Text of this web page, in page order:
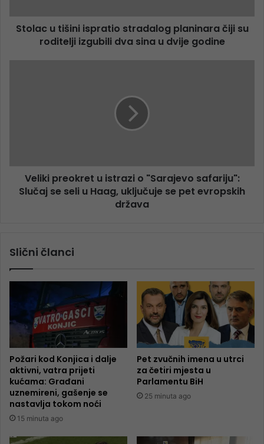
Stolac u tišini ispratio stradalog planinara čiji su
roditelji izgubili dva sina u dvije godine
Veliki preokret u istrazi o "Sarajevo safariju":
Slučaj se seli u Haag, uključuje se pet evropskih
država
Slični članci
Požari kod Konjica i dalje
aktivni, vatra prijeti
kućama: Građani
uznemireni, gašenje se
nastavlja tokom noći
15 minuta ago
Pet zvučnih imena u utrci
za četiri mjesta u
Parlamentu BiH
25 minuta ago